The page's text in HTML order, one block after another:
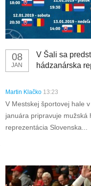
08
JAN
V Šali sa
hádzanárska
Martin Klačko 13:23
V Mestskej športovej hale v
januára pripravuje mužská
reprezentácia Slovenska...